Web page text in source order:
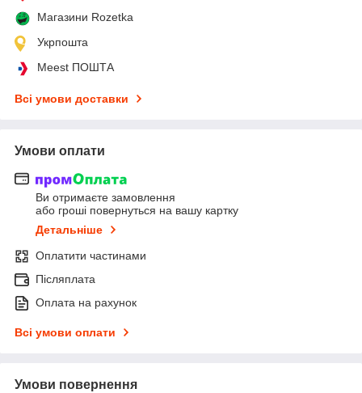
Магазини Rozetka
Укрпошта
Meest ПОШТА
Всі умови доставки
Умови оплати
Ви отримаєте замовлення
або гроші повернуться на вашу картку
Детальніше
Оплатити частинами
Післяплата
Оплата на рахунок
Всі умови оплати
Умови повернення